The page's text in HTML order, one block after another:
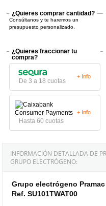
¿Quieres comprar cantidad?
Consúltanos y te haremos un
presupuesto personalizado.
¿Quieres fraccionar tu
compra?
De 3 a 18 cuotas
+ Info
Hasta 60 cuotas
+ Info
INFORMACIÓN DETALLADA DE
GRUPO ELECTRÓGENO:
Grupo electrógeno Pramac
Ref. SU101TWAT00